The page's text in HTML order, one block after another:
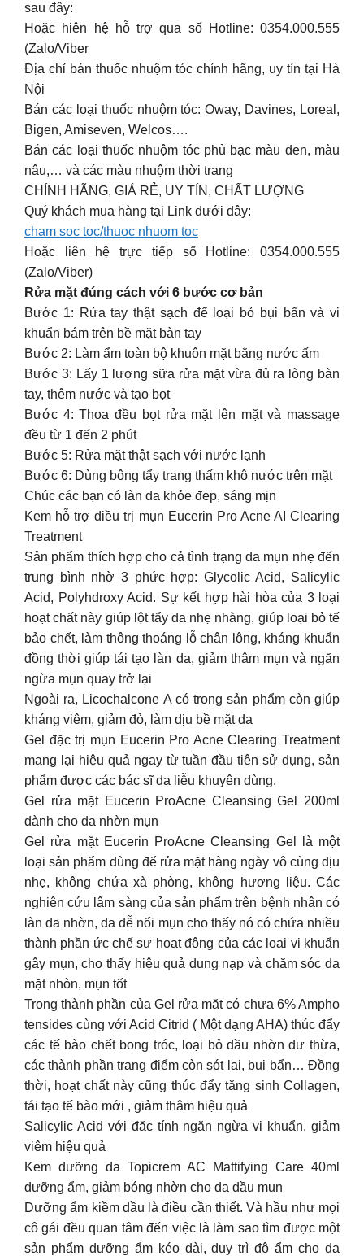
sau đây:
Hoặc hiên hệ hỗ trợ qua số Hotline: 0354.000.555
(Zalo/Viber
Địa chỉ bán thuốc nhuộm tóc chính hãng, uy tín tại Hà
Nội
Bán các loại thuốc nhuộm tóc: Oway, Davines, Loreal,
Bigen, Amiseven, Welcos….
Bán các loại thuốc nhuộm tóc phủ bạc màu đen, màu
nâu,… và các màu nhuộm thời trang
CHÍNH HÃNG, GIÁ RẺ, UY TÍN, CHẤT LƯỢNG
Quý khách mua hàng tại Link dưới đây:
cham soc toc/thuoc nhuom toc
Hoặc liên hệ trực tiếp số Hotline: 0354.000.555
(Zalo/Viber)
Rửa mặt đúng cách với 6 bước cơ bản
Bước 1: Rửa tay thật sạch để loại bỏ bụi bẩn và vi
khuẩn bám trên bề mặt bàn tay
Bước 2: Làm ẩm toàn bộ khuôn mặt bằng nước ấm
Bước 3: Lấy 1 lượng sữa rửa mặt vừa đủ ra lòng bàn
tay, thêm nước và tạo bọt
Bước 4: Thoa đều bọt rửa mặt lên mặt và massage
đều từ 1 đến 2 phút
Bước 5: Rửa mặt thật sạch với nước lạnh
Bước 6: Dùng bông tẩy trang thấm khô nước trên mặt
Chúc các bạn có làn da khỏe đep, sáng mịn
Kem hỗ trợ điều trị mụn Eucerin Pro Acne AI Clearing
Treatment
Sản phẩm thích hợp cho cả tình trạng da mụn nhẹ đến
trung bình nhờ 3 phức hợp: Glycolic Acid, Salicylic
Acid, Polyhdroxy Acid. Sự kết hợp hài hòa của 3 loại
hoạt chất này giúp lột tẩy da nhẹ nhàng, giúp loại bỏ tế
bảo chết, làm thông thoáng lỗ chân lông, kháng khuẩn
đồng thời giúp tái tạo làn da, giảm thâm mụn và ngăn
ngừa mụn quay trở lại
Ngoài ra, Licochalcone A có trong sản phẩm còn giúp
kháng viêm, giảm đỏ, làm dịu bề mặt da
Gel đặc trị mụn Eucerin Pro Acne Clearing Treatment
mang lại hiệu quả ngay từ tuần đầu tiên sử dụng, sản
phẩm được các bác sĩ da liễu khuyên dùng.
Gel rửa mặt Eucerin ProAcne Cleansing Gel 200ml
dành cho da nhờn mụn
Gel rửa mặt Eucerin ProAcne Cleansing Gel là một
loại sản phẩm dùng để rửa mặt hàng ngày vô cùng dịu
nhẹ, không chứa xà phòng, không hương liệu. Các
nghiên cứu lâm sàng của sản phẩm trên bệnh nhân có
làn da nhờn, da dễ nổi mụn cho thấy nó có chứa nhiều
thành phần ức chế sự hoạt động của các loai vi khuẩn
gây mụn, cho thấy hiệu quả dung nạp và chăm sóc da
mặt nhòn, mụn tốt
Trong thành phần của Gel rửa mặt có chưa 6% Ampho
tensides cùng với Acid Citrid ( Một dạng AHA) thúc đẩy
các tế bào chết bong tróc, loại bỏ dầu nhờn dư thừa,
các thành phần trang điểm còn sót lại, bụi bẩn… Đồng
thời, hoạt chất này cũng thúc đẩy tăng sinh Collagen,
tái tạo tế bào mới , giảm thâm hiệu quả
Salicylic Acid với đăc tính ngăn ngừa vi khuẩn, giảm
viêm hiệu quả
Kem dưỡng da Topicrem AC Mattifying Care 40ml
dưỡng ẩm, giảm bóng nhờn cho da dầu mụn
Dưỡng ẩm kiềm dầu là điều cần thiết. Và hầu như mọi
cô gái đều quan tâm đến việc là làm sao tìm được một
sản phẩm dưỡng ẩm kéo dài, duy trì độ ẩm cho da